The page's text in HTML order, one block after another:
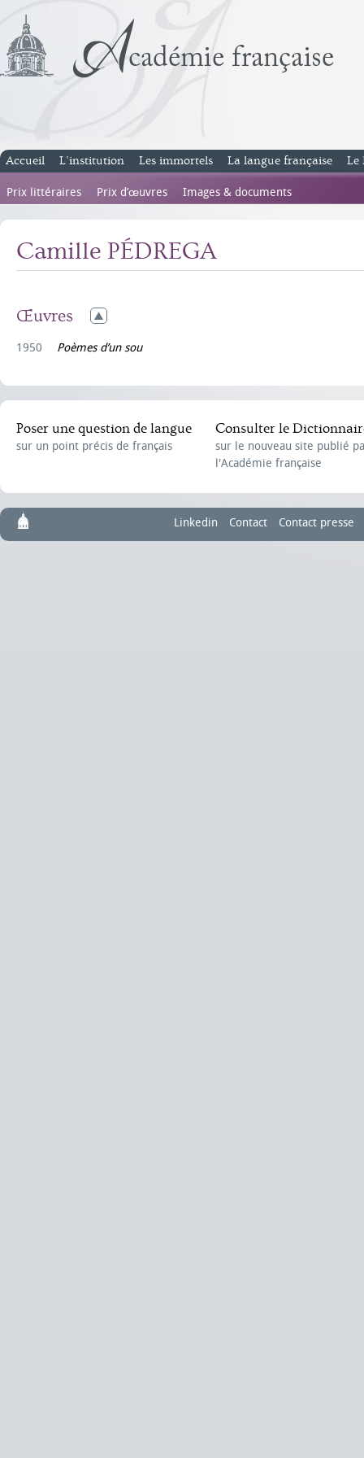
Accueil L’institution Les immortels La langue française Le
Prix littéraires Prix d’œuvres Images & documents
Camille PÉDREGA
Œuvres
1950 Poèmes d’un sou
Poser une question de langue
sur un point précis de français
Consulter le
sur le nouveau site publié
l'Académie française
Linkedin Contact Contact presse